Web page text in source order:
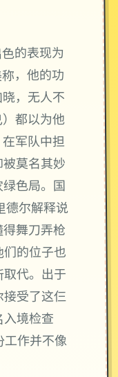
的表现为
，他的功
，无人不
都以为他
军队中担
莫名其妙
色局。国
德尔解释说
舞刀弄枪
的位子也
代。出于
受了这仨
境检查
作并不像